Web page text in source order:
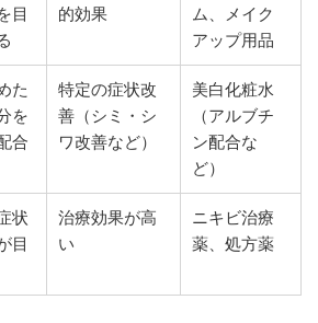
目
的効果
ム、メイク
アップ用品
た
を
合
特定の症状改
善（シミ・シ
ワ改善など）
美白化粧水
（アルブチ
ン配合な
ど）
状
目
治療効果が高
い
ニキビ治療
薬、処方薬